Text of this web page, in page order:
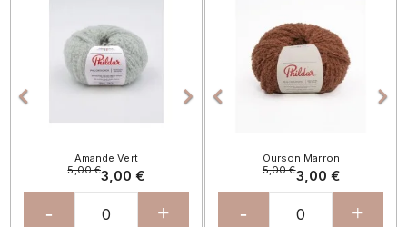
 
Amande Vert
5,00 €3,00 €
- +
 
Ourson Marron
5,00 €3,00 €
- +